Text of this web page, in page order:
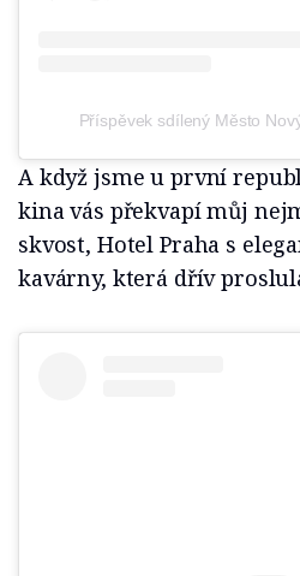
Příspěvek sdílený Město
A když jsme u první
kina vás překvapí můj
skvost, Hotel Praha s
kavárny, která dřív